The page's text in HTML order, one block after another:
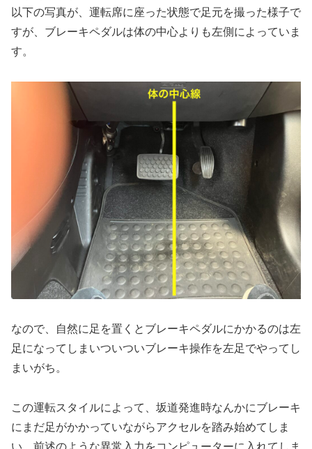
以下の写真が、運転席に座った状態で足元を撮った様子で
すが、ブレーキペダルは体の中心よりも左側によっていま
す。
なので、自然に足を置くとブレーキペダルにかかるのは左
足になってしまいついついブレーキ操作を左足でやってし
まいがち。
この運転スタイルによって、坂道発進時なんかにブレーキ
にまだ足がかかっていながらアクセルを踏み始めてしま
い、前述のような異常入力をコンピューターに入れてしま